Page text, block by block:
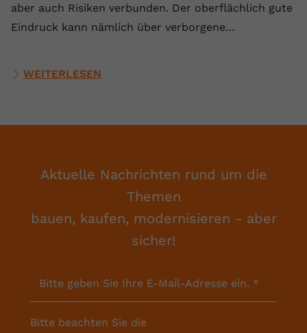
aber auch Risiken verbunden. Der oberflächlich gute
Eindruck kann nämlich über verborgene…
WEITERLESEN
Aktuelle Nachrichten rund um die
Themen
bauen, kaufen, modernisieren - aber
sicher!
Bitte geben Sie Ihre E-Mail-Adresse ein. *
Bitte beachten Sie die